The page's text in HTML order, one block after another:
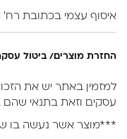
איסוף עצמי בכתובת רח’ הבונים
החזרת מוצרים/ ביטול
עסקים וזאת בתנאי שהם
***מוצר אשר נעשה בו